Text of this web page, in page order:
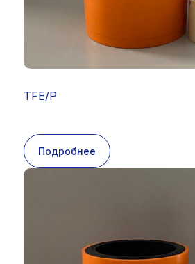
TFE/P
Подробнее